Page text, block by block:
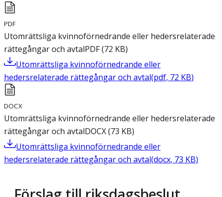
PDF
Utomrättsliga kvinnoförnedrande eller hedersrelaterade
rättegångar och avtalPDF(72 KB)
Utomrättsliga kvinnoförnedrande eller
hedersrelaterade rättegångar och avtal(pdf, 72 KB)
DOCX
Utomrättsliga kvinnoförnedrande eller hedersrelaterade
rättegångar och avtalDOCX(73 KB)
Utomrättsliga kvinnoförnedrande eller
hedersrelaterade rättegångar och avtal(docx, 73 KB)